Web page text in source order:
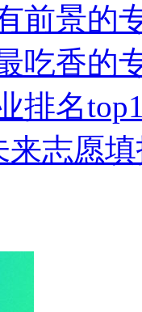
前景的
吃香的
排名
来志愿